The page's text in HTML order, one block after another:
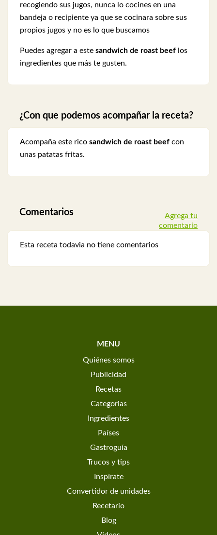
recogiendo sus jugos, nunca lo cocines en una
bandeja o recipiente ya que se cocinara sobre sus
propios jugos y no es lo que buscamos
Puedes agregar a este sandwich de roast beef los
ingredientes que más te gusten.
¿Con que podemos acompañar la receta?
Acompaña este rico sandwich de roast beef con
unas patatas fritas.
Comentarios
Agrega tu
comentario
Esta receta todavia no tiene comentarios
MENU
Quiénes somos
Publicidad
Recetas
Categorias
Ingredientes
Países
Gastroguía
Trucos y tips
Inspírate
Convertidor de unidades
Recetario
Blog